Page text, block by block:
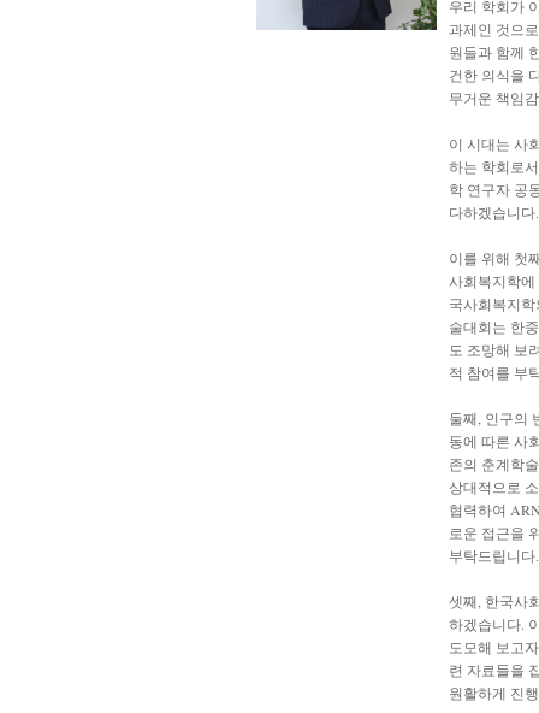
우리 학회가
과제인 것으
원들과 함께
건한 의식을
무거운 책임
이 시대는 사
하는 학회로
학 연구자 공
다하겠습니다.
이를 위해 첫
사회복지학
국사회복지
술대회는 한
도 조망해 보
적 참여를 부
둘째, 인구의
동에 따른 사
존의 춘계학
상대적으로
협력하여
로운 접근을
부탁드립니다.
셋째, 한국사
하겠습니다.
도모해 보고
련 자료들을
원활하게 진